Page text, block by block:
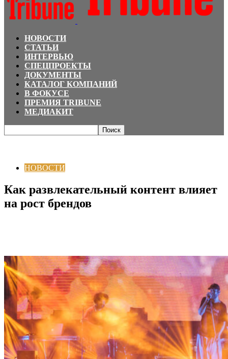
НОВОСТИ
СТАТЬИ
ИНТЕРВЬЮ
СПЕЦПРОЕКТЫ
ДОКУМЕНТЫ
КАТАЛОГ КОМПАНИЙ
В ФОКУСЕ
ПРЕМИЯ TRIBUNE
МЕДИАКИТ
НОВОСТИ
Как развлекательный контент влияет
на рост брендов